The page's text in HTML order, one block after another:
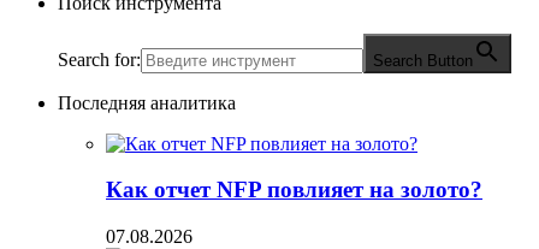
Search for: Search Button
Последняя аналитика
Как отчет NFP повлияет на золото?
07.08.2026